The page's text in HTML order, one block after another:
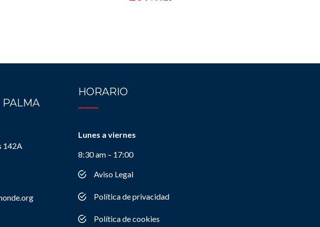
PALMA
142A
HORARIO
Lunes a viernes
8:30 am – 17:00
Aviso Legal
Política de privacidad
Política de cookies